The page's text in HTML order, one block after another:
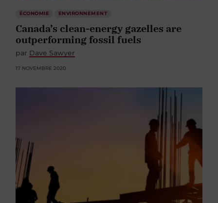
ÉCONOMIE ENVIRONNEMENT
Canada’s clean-energy gazelles are
outperforming fossil fuels
par Dave Sawyer
17 NOVEMBRE 2020